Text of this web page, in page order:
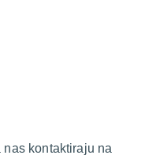
kontaktiraju na